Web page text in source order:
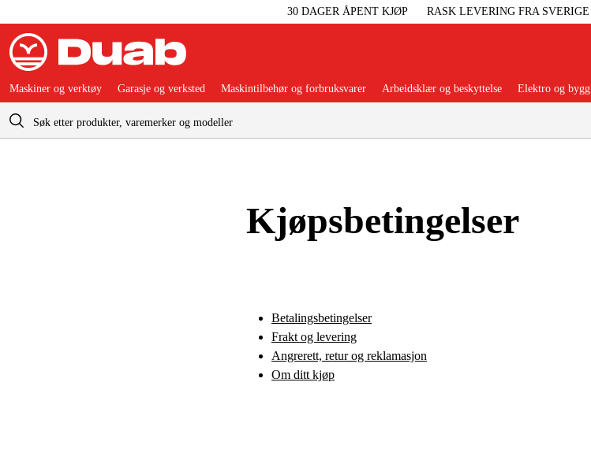
30 DAGER ÅPENT KJØP RASK LEVERING FRA SVERIGE
Maskiner og verktøy Garasje og verksted Maskintilbehør og forbruksvarer Arbeidsklær og beskyttelse Elektro og bygg
Kjøpsbetingelser
Betalingsbetingelser
Frakt og levering
Angrerett, retur og reklamasjon
Om ditt kjøp